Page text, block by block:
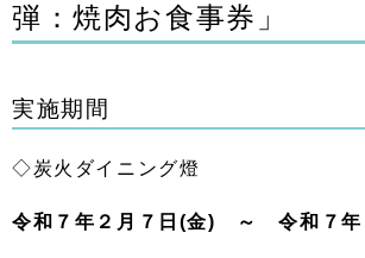
弾：焼肉お食事券」
実施期間
◇炭火ダイニング燈
令和７年２月７日(金) ～ 令和７年